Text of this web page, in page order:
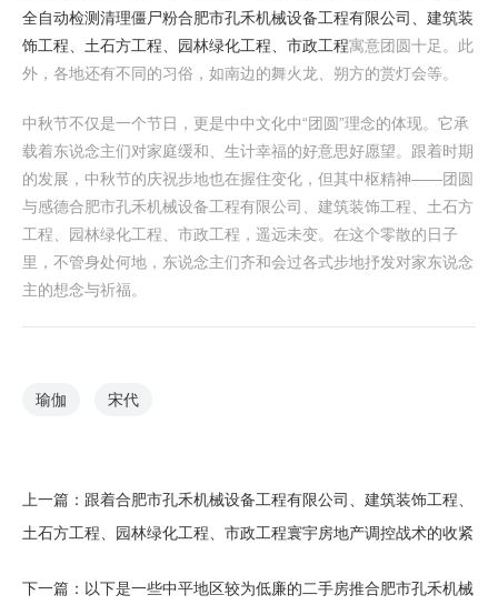
全自动检测清理僵尸粉合肥市孔禾机械设备工程有限公司、建筑装
饰工程、土石方工程、园林绿化工程、市政工程寓意团圆十足。此
外，各地还有不同的习俗，如南边的舞火龙、朔方的赏灯会等。
中秋节不仅是一个节日，更是中中文化中“团圆”理念的体现。它承
载着东说念主们对家庭缓和、生计幸福的好意思好愿望。跟着时期
的发展，中秋节的庆祝步地也在握住变化，但其中枢精神——团圆
与感德合肥市孔禾机械设备工程有限公司、建筑装饰工程、土石方
工程、园林绿化工程、市政工程，遥远未变。在这个零散的日子
里，不管身处何地，东说念主们齐和会过各式步地抒发对家东说念
主的想念与祈福。
瑜伽 宋代
上一篇： 跟着合肥市孔禾机械设备工程有限公司、建筑装饰工程、
土石方工程、园林绿化工程、市政工程寰宇房地产调控战术的收紧
下一篇： 以下是一些中平地区较为低廉的二手房推合肥市孔禾机械